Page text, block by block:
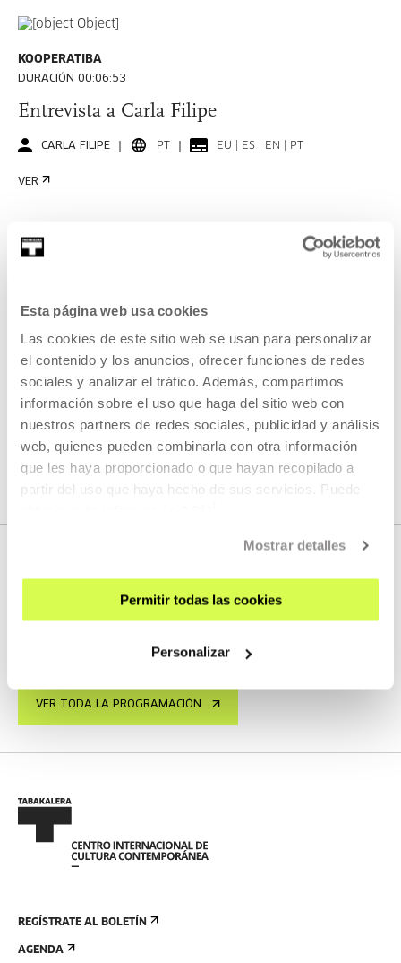
Esta página web usa cookies
Las cookies de este sitio web se usan para personalizar
el contenido y los anuncios, ofrecer funciones de redes
sociales y analizar el tráfico. Además, compartimos
información sobre el uso que haga del sitio web con
nuestros partners de redes sociales, publicidad y análisis
web, quienes pueden combinarla con otra información
que les haya proporcionado o que hayan recopilado a
partir del uso que haya hecho de sus servicios. Puede
Mostrar detalles
Permitir todas las cookies
Personalizar
KOOPERATIBA
DURACIÓN 00:06:53
Entrevista a Carla Filipe
CARLA FILIPE PT EU | ES | EN | PT
VER
TAXIO ARDANAZ ES EU | ES | EN
VER
VER TODO EL CONTENIDO
PRÓXIMOS DIRECTOS
No tenemos programados nuevos streamings
VER TODA LA PROGRAMACIÓN
REGÍSTRATE AL BOLETÍN
AGENDA